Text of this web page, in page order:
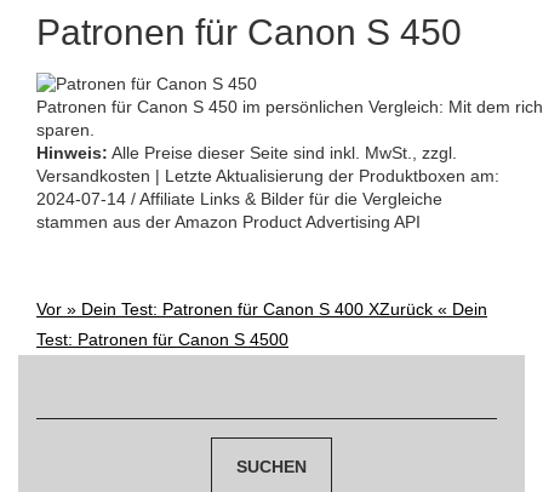
Patronen für Canon S 450
Patronen für Canon S 450 im persönlichen Vergleich: Mit dem
sparen.
Hinweis: Alle Preise dieser Seite sind inkl. MwSt., zzgl.
Versandkosten | Letzte Aktualisierung der Produktboxen am:
2024-07-14 / Affiliate Links & Bilder für die Vergleiche
stammen aus der Amazon Product Advertising API
Post
Vor » Dein Test: Patronen für Canon S 400 XZurück « Dein
Test: Patronen für Canon S 4500